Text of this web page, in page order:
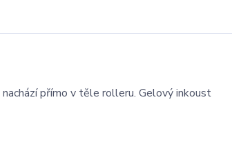
přímo v těle rolleru. Gelový inkoust